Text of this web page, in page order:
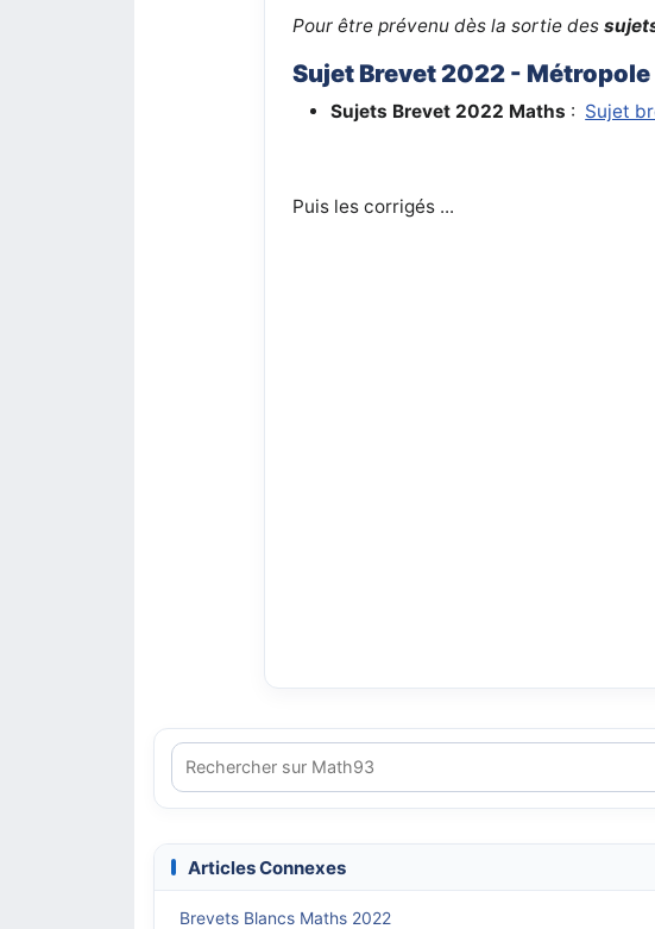
Pour être prévenu dès la sortie des
Sujet Brevet 2022 - Métropole
Sujets Brevet 2022 Maths : Sujet
Puis les corrigés ...
Articles Connexes
Brevets Blancs Maths 2022